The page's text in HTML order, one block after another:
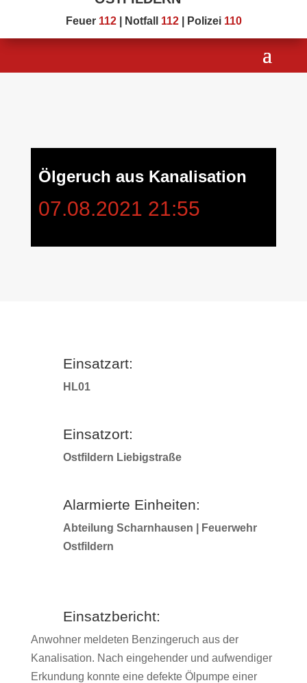
Feuer 112| Notfall 112| Polizei 110
Ölgeruch aus Kanalisation
07.08.2021 21:55
Einsatzart:
HL01
Einsatzort:
Ostfildern Liebigstraße
Alarmierte Einheiten:
Abteilung Scharnhausen | Feuerwehr
Ostfildern
Einsatzbericht:
Anwohner meldeten Benzingeruch aus der
Kanalisation. Nach eingehender und aufwendiger
Erkundung konnte eine defekte Ölpumpe einer